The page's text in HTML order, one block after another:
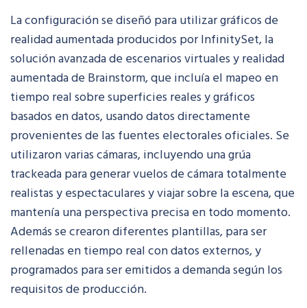
La configuración se diseñó para utilizar gráficos de
realidad aumentada producidos por InfinitySet, la
solución avanzada de escenarios virtuales y realidad
aumentada de Brainstorm, que incluía el mapeo en
tiempo real sobre superficies reales y gráficos
basados en datos, usando datos directamente
provenientes de las fuentes electorales oficiales. Se
utilizaron varias cámaras, incluyendo una grúa
trackeada para generar vuelos de cámara totalmente
realistas y espectaculares y viajar sobre la escena, que
mantenía una perspectiva precisa en todo momento.
Además se crearon diferentes plantillas, para ser
rellenadas en tiempo real con datos externos, y
programados para ser emitidos a demanda según los
requisitos de producción.